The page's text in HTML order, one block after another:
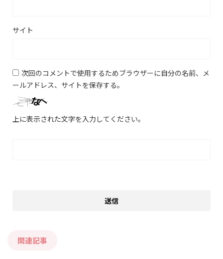
サイト
次回のコメントで使用するためブラウザーに自分の名前、メ
ールアドレス、サイトを保存する。
上に表示された文字を入力してください。
関連記事